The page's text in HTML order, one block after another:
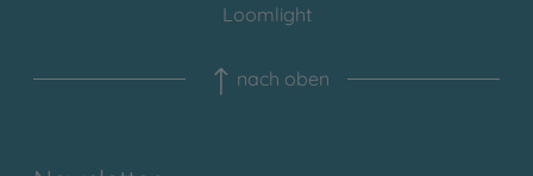
Loomlight
nach oben